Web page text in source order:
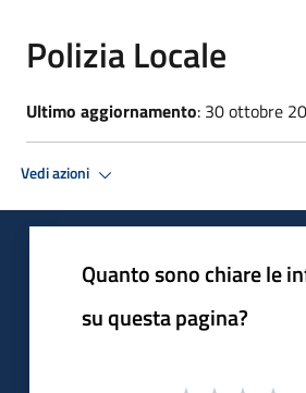
Polizia Locale
Ultimo aggiornamento: 30 ottobre
Vedi azioni
Quanto sono chiare le
su questa pagina?